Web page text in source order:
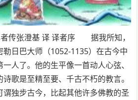
者传张澄基 译 译者序 据我所知，
勒日巴大师（1052-1135）在古今中
人了。他的生平像一首动人心弦、
歌是至精至要、千古不朽的教言。
独步古今，比起其他许多佛教的圣